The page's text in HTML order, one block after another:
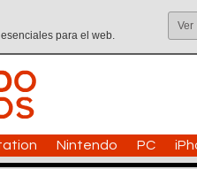
para el web.
Ver
Nintendo PC